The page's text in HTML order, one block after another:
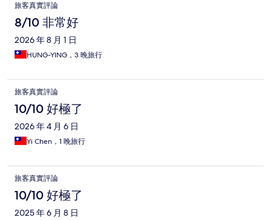
旅客真實評論
8/10 非常好
2026 年 8 月 1 日
HUNG-YING，3 晚旅行
旅客真實評論
10/10 好極了
2026 年 4 月 6 日
Yi Chen，1 晚旅行
旅客真實評論
10/10 好極了
2025 年 6 月 8 日